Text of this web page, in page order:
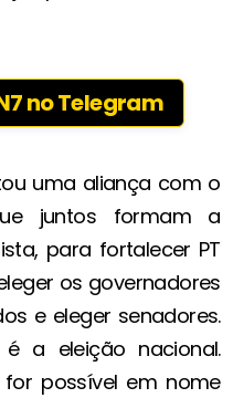
no Telegram
uma aliança com o
juntos formam a
para fortalecer PT
os governadores
e eleger senadores.
a eleição nacional.
possível em nome